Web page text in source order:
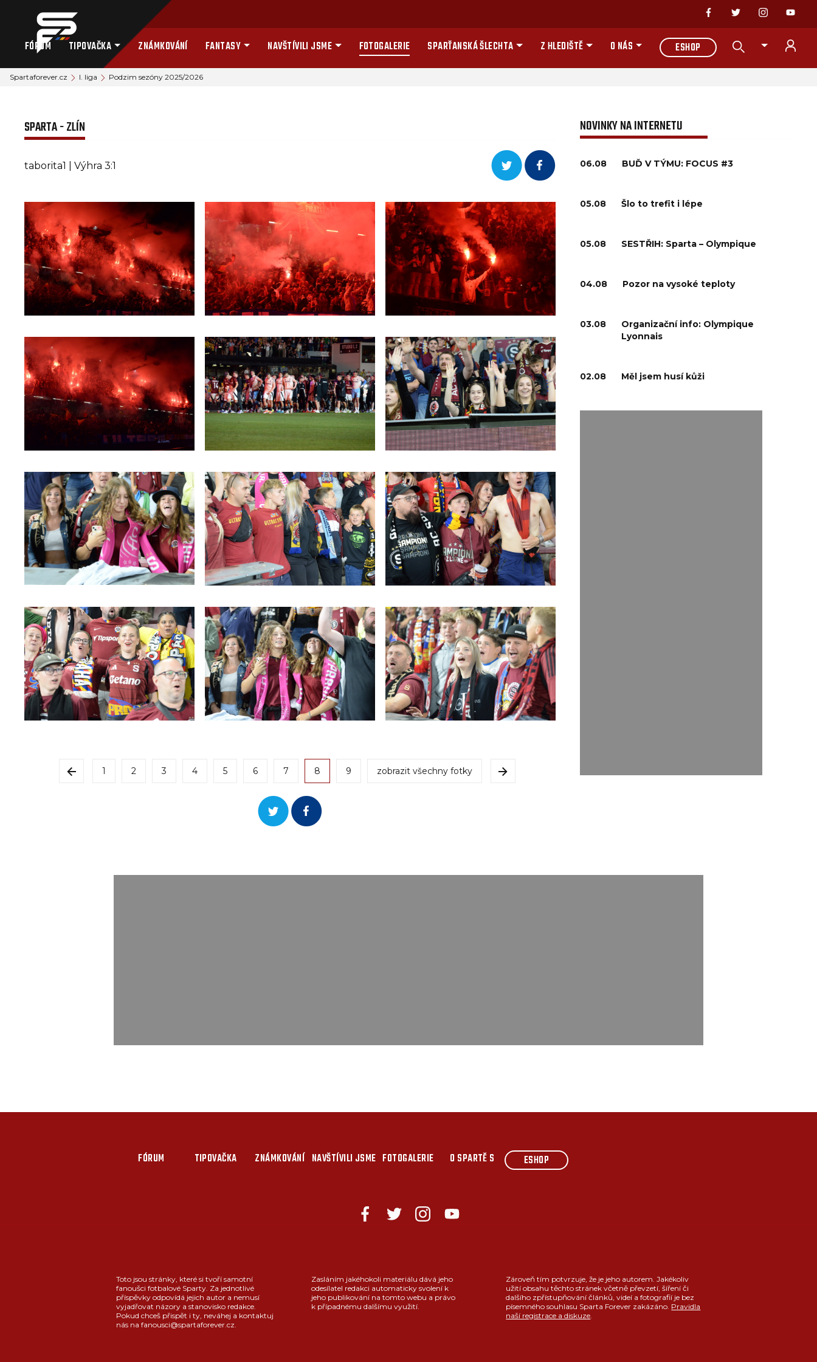
FÓRUM TIPOVAČKA ZNÁMKOVÁNÍ FANTASY NAVŠTÍVILI JSME FOTOGALERIE SPARŤANSKÁ ŠLECHTA Z HLEDIŠTĚ O NÁS ESHOP
Spartaforever.cz I. liga Podzim sezóny 2025/2026
SPARTA - ZLÍN
taborita1 | Výhra 3:1
1 2 3 4 5 6 7 8 9 zobrazit všechny fotky
NOVINKY NA INTERNETU
06.08 BUĎ V TÝMU: FOCUS #3
05.08 Šlo to trefit i lépe
05.08 SESTŘIH: Sparta – Olympique
04.08 Pozor na vysoké teploty
03.08
Organizační info: Olympique
Lyonnais
02.08 Měl jsem husí kůži
FÓRUM TIPOVAČKA ZNÁMKOVÁNÍ NAVŠTÍVILI JSME FOTOGALERIE O SPARTĚ S ESHOP
Toto jsou stránky, které si tvoří samotní
fanoušci fotbalové Sparty. Za jednotlivé
příspěvky odpovídá jejich autor a nemusí
vyjadřovat názory a stanovisko redakce.
Pokud chceš přispět i ty, neváhej a kontaktuj
nás na fanousci@spartaforever.cz.
Zasláním jakéhokoli materiálu dává jeho
odesílatel redakci automaticky svolení k
jeho publikování na tomto webu a právo
k případnému dalšímu využití.
Zároveň tím potvrzuje, že je jeho autorem. Jakékoliv
užití obsahu těchto stránek včetně převzetí, šíření či
dalšího zpřístupňování článků, videí a fotografií je bez
písemného souhlasu Sparta Forever zakázáno. Pravidla
naší registrace a diskuze